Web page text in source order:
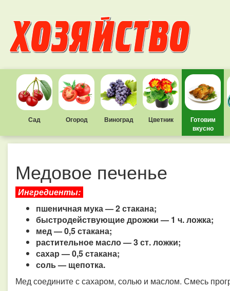
Сад Огород Виноград Цветник
Готовим
вкусно
Медовое печенье
Ингредиенты:
пшеничная мука — 2 стакана;
быстродействующие дрожжи — 1 ч. ложка;
мед — 0,5 стакана;
растительное масло — 3 ст. ложки;
сахар — 0,5 стакана;
соль — щепотка.
Мед соедините с сахаром, солью и маслом. Смесь